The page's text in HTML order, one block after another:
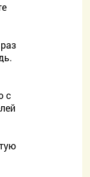
с